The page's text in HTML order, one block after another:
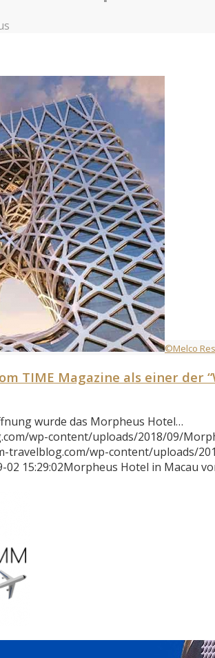
©Melco
TIME Magazine als einer der
wurde das Morpheus Hotel…
wp-content/uploads/2018/09/
travelblog.com/wp-content/uploads/
02 15:29:02Morpheus Hotel in Macau